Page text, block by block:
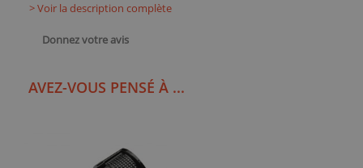
> Voir la description complète
Donnez votre avis
AVEZ-VOUS PENSÉ À ...